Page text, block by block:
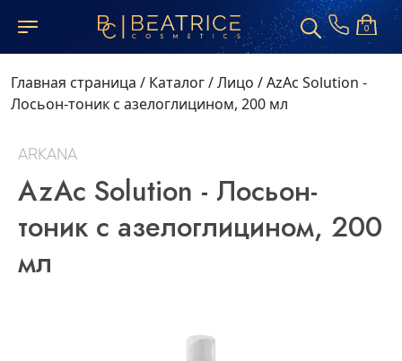
0
Главная страница / Каталог/Лицо /AzAc Solution -
Лосьон-тоник с азелоглицином, 200 мл
ARKANA
AzAc Solution - Лосьон-
тоник с азелоглицином, 200
мл